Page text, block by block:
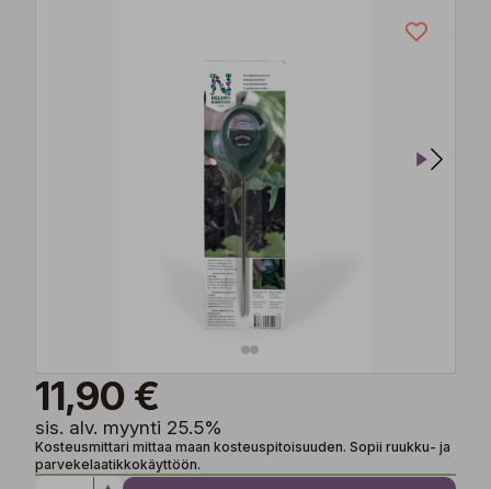
11,90 €
sis. alv. myynti 25.5%
Kosteusmittari mittaa maan kosteuspitoisuuden. Sopii ruukku- ja
parvekelaatikkokäyttöön.